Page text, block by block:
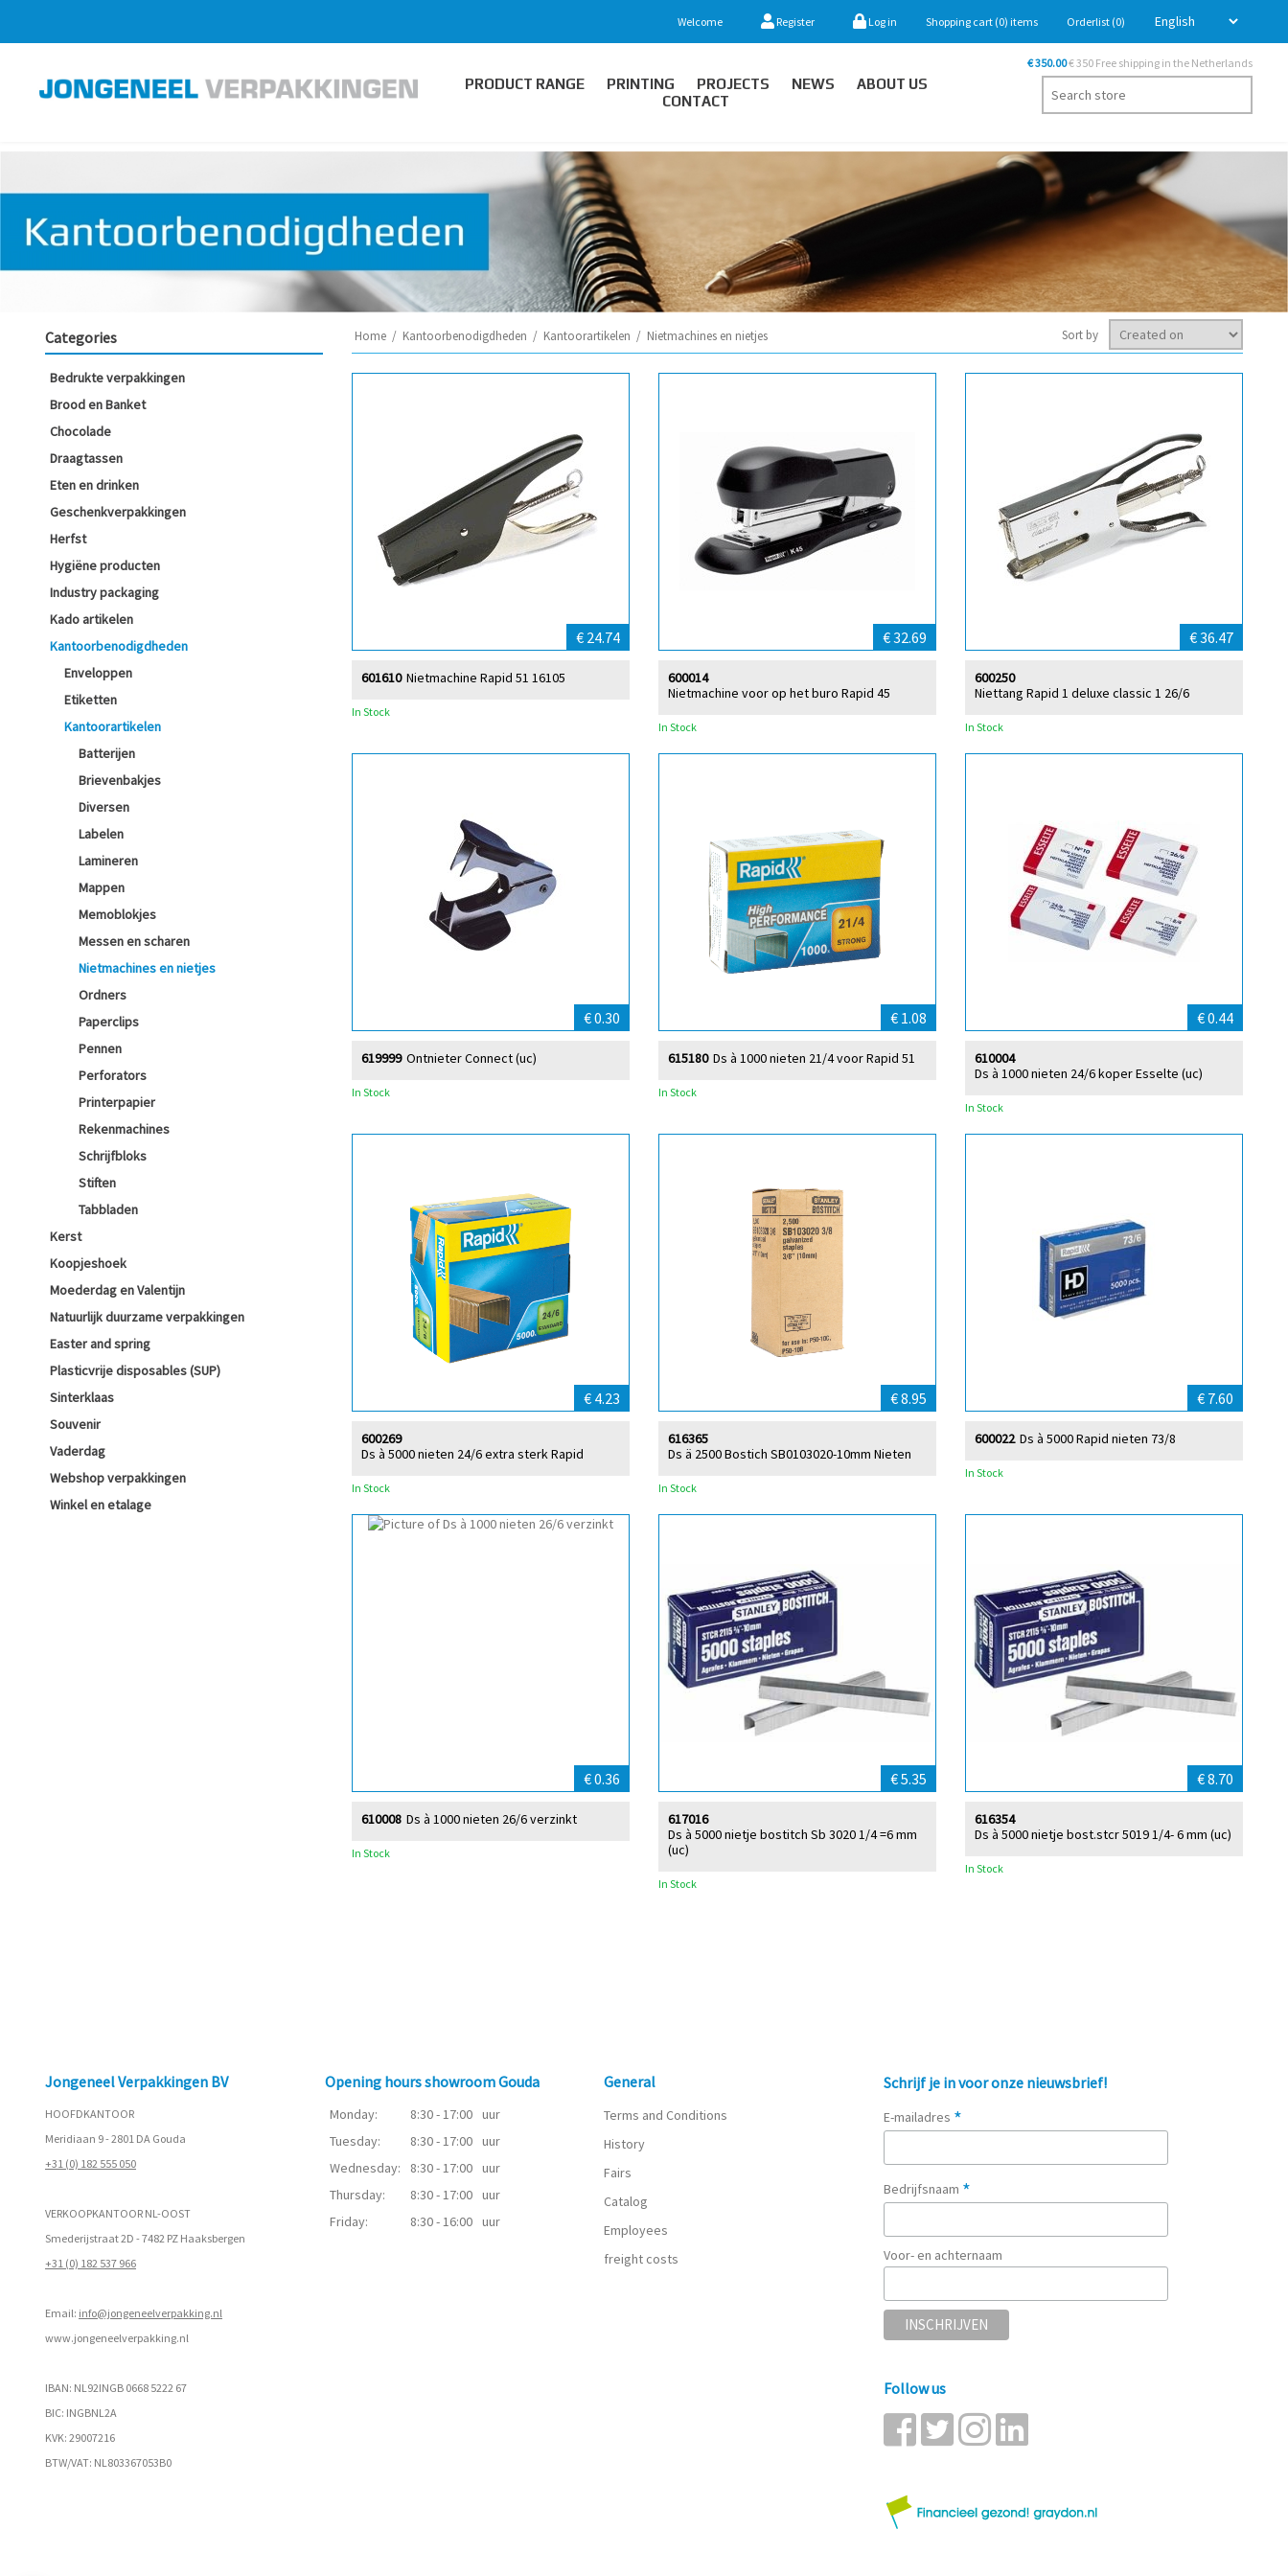
Welcome Register Log in Shopping cart (0) items Orderlist (0)
PRODUCT RANGE PRINTING PROJECTS NEWS
ABOUT US
CONTACT
€ 350.00€ 350 Free shipping in the Netherlands
Categories
Bedrukte verpakkingen
Brood en Banket
Chocolade
Draagtassen
Eten en drinken
Geschenkverpakkingen
Herfst
Hygiëne producten
Industry packaging
Kado artikelen
Kantoorbenodigdheden
Enveloppen
Etiketten
Kantoorartikelen
Batterijen
Brievenbakjes
Diversen
Labelen
Lamineren
Mappen
Memoblokjes
Messen en scharen
Nietmachines en nietjes
Ordners
Paperclips
Pennen
Perforators
Printerpapier
Rekenmachines
Schrijfbloks
Stiften
Tabbladen
Kerst
Koopjeshoek
Moederdag en Valentijn
Natuurlijk duurzame verpakkingen
Easter and spring
Plasticvrije disposables (SUP)
Sinterklaas
Souvenir
Vaderdag
Webshop verpakkingen
Winkel en etalage
Home / Kantoorbenodigdheden / Kantoorartikelen / Nietmachines en nietjes Sort by
€ 24.74
Nietmachine Rapid 51 16105
601610
In Stock
€ 32.69
Nietmachine voor op het buro Rapid 45
600014
In Stock
€ 36.47
Niettang Rapid 1 deluxe classic 1 26/6
600250
In Stock
€ 0.30
Ontnieter Connect (uc)
619999
In Stock
€ 1.08
Ds à 1000 nieten 21/4 voor Rapid 51
615180
In Stock
€ 0.44
Ds à 1000 nieten 24/6 koper Esselte (uc)
610004
In Stock
€ 4.23
Ds à 5000 nieten 24/6 extra sterk Rapid
600269
In Stock
€ 8.95
Ds ä 2500 Bostich SB0103020-10mm Nieten
616365
In Stock
€ 7.60
Ds à 5000 Rapid nieten 73/8
600022
In Stock
€ 0.36
Ds à 1000 nieten 26/6 verzinkt
610008
In Stock
€ 5.35
Ds à 5000 nietje bostitch Sb 3020 1/4 =6 mm
(uc)
617016
In Stock
€ 8.70
Ds à 5000 nietje bost.stcr 5019 1/4- 6 mm (uc)
616354
In Stock
Jongeneel Verpakkingen BV
HOOFDKANTOOR
Meridiaan 9 - 2801 DA Gouda
+31 (0) 182 555 050
VERKOOPKANTOOR NL-OOST
Smederijstraat 2D - 7482 PZ Haaksbergen
+31 (0) 182 537 966
Email: info@jongeneelverpakking.nl
www.jongeneelverpakking.nl
IBAN: NL92INGB 0668 5222 67
BIC: INGBNL2A
KVK: 29007216
BTW/VAT: NL803367053B0
Opening hours showroom Gouda
Monday: 8:30 - 17:00 uur
Tuesday:
8:30 - 17:00 uur
Wednesday:
8:30 - 17:00 uur
Thursday:
8:30 - 17:00 uur
Friday:
8:30 - 16:00 uur
General
Terms and Conditions
History
Fairs
Catalog
Employees
freight costs
Schrijf je in voor onze nieuwsbrief!
E-mailadres *
Bedrijfsnaam *
Voor- en achternaam
Follow us